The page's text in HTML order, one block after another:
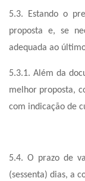
5.3. Estando o
proposta e, se
adequada ao
5.3.1. Além da
melhor proposta,
com indicação de
5.4. O prazo de
(sessenta) dias, a